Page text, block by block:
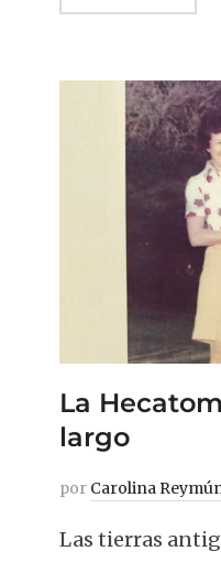
La
largo
por Carolina
Las tierras